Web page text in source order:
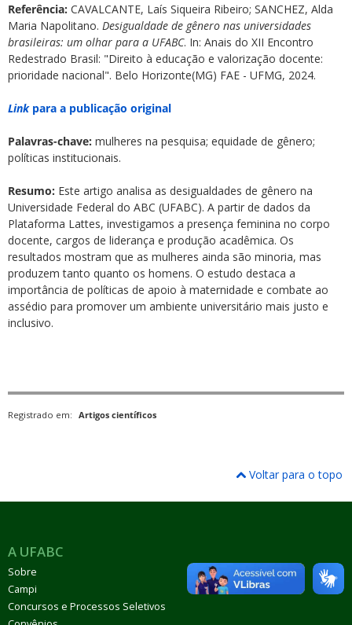
Referência: CAVALCANTE, Laís Siqueira Ribeiro; SANCHEZ, Alda
Maria Napolitano. Desigualdade de gênero nas universidades
brasileiras: um olhar para a UFABC. In: Anais do XII Encontro
Redestrado Brasil: "Direito à educação e valorização docente:
prioridade nacional". Belo Horizonte(MG) FAE - UFMG, 2024.
Linkpara a publicação original
Palavras-chave: mulheres na pesquisa; equidade de gênero;
políticas institucionais.
Resumo: Este artigo analisa as desigualdades de gênero na
Universidade Federal do ABC (UFABC). A partir de dados da
Plataforma Lattes, investigamos a presença feminina no corpo
docente, cargos de liderança e produção acadêmica. Os
resultados mostram que as mulheres ainda são minoria, mas
produzem tanto quanto os homens. O estudo destaca a
importância de políticas de apoio à maternidade e combate ao
assédio para promover um ambiente universitário mais justo e
inclusivo.
Registrado em: Artigos científicos
Voltar para o topo
A UFABC
Sobre
Campi
Concursos e Processos Seletivos